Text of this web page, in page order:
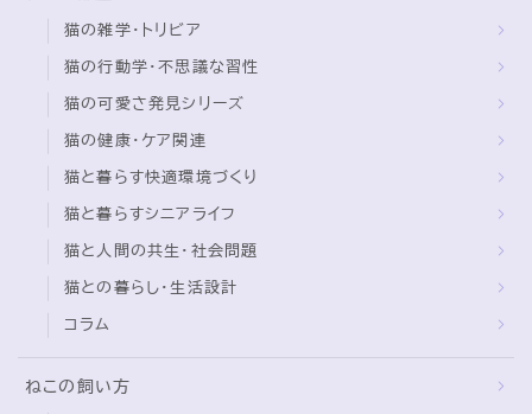
行動と心理（ねこの習性、気持ちの読み方）
お役立ち情報（ねこに優しいインテリア、災害対
ブログ
プロフィール
猫の雑学・トリビア
猫の行動学・不思議な習性
猫の可愛さ発見シリーズ
猫の健康・ケア関連
猫と暮らす快適環境づくり
猫と暮らすシニアライフ
猫と人間の共生・社会問題
猫との暮らし・生活設計
コラム
ねこの飼い方